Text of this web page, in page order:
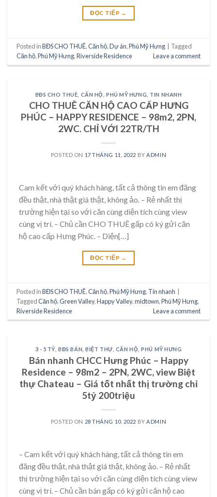
ĐỌC TIẾP →
Posted inBĐS CHO THUÊ,Căn hộ,Dự án,Phú Mỹ Hưng
Tagged
Căn hộ,Phú Mỹ Hưng,Riverside Residence Leave a comment
BĐS CHO THUÊ CĂN HỘ PHÚ MỸ HƯNG TIN NHANH
CHO THUÊ CĂN HỘ CAO CẤP HƯNG
PHÚC – HAPPY RESIDENCE – 98m2, 2PN,
2WC. CHỈ VỚI 22TR/TH
POSTED ON 17 THÁNG 11, 2022 BYADMIN
Cam kết với quý khách hàng, tất cả thông tin em đăng
đều thật, nhà thật giá thật, không ảo. – Rẻ nhất thị
trường hiện tại so với căn cùng diện tích cùng view
cùng vị trí. – Chủ cần CHO THUÊ gấp có ký gửi căn
hộ cao cấp Hưng Phúc. – Diện[…]
ĐỌC TIẾP →
Posted inBĐS CHO THUÊ,Căn hộ,Phú Mỹ Hưng, Tin nhanh
TaggedCăn hộ,Green Valley,Happy Valley,midtown,Phú Mỹ Hưng,
Riverside Residence
Leave a comment
3 - 5 TỶ ,BĐS BÁN ,BIỆT THỰ CĂN HỘ ,PHÚ MỸ HƯNG
Bán nhanh CHCC Hưng Phúc – Happy
Residence – 98m2 – 2PN, 2WC, view Biệt
thự Chateau – Giá tốt nhất thị trường chỉ
5tỷ 200triệu
POSTED ON 28 THÁNG 10, 2022 BYADMIN
– Cam kết với quý khách hàng, tất cả thông tin em
đăng đều thật, nhà thật giá thật, không ảo. – Rẻ nhất
thị trường hiện tại so với căn cùng diện tích cùng view
cùng vị trí. – Chủ cần bán gấp có ký gửi căn hộ cao